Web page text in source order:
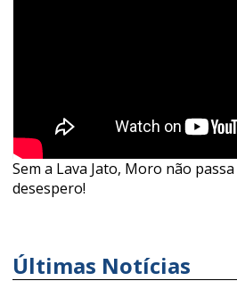
Sem a Lava Jato, Moro não
desespero!
Últimas Notícias